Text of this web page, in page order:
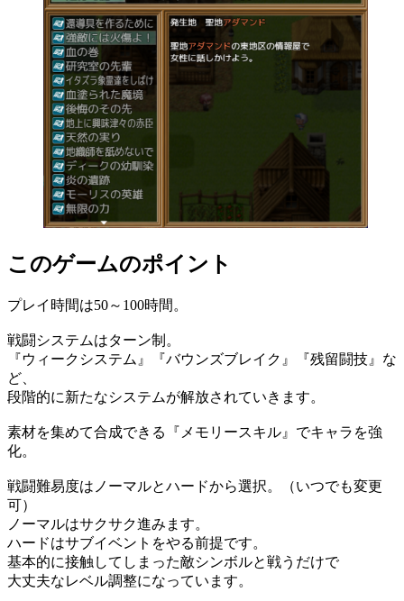
このゲームのポイント
プレイ時間は50～100時間。
戦闘システムはターン制。
『ウィークシステム』『バウンズブレイク』『残留闘技』な
ど、
段階的に新たなシステムが解放されていきます。
素材を集めて合成できる『メモリースキル』でキャラを強
化。
戦闘難易度はノーマルとハードから選択。（いつでも変更
可）
ノーマルはサクサク進みます。
ハードはサブイベントをやる前提です。
基本的に接触してしまった敵シンボルと戦うだけで
大丈夫なレベル調整になっています。